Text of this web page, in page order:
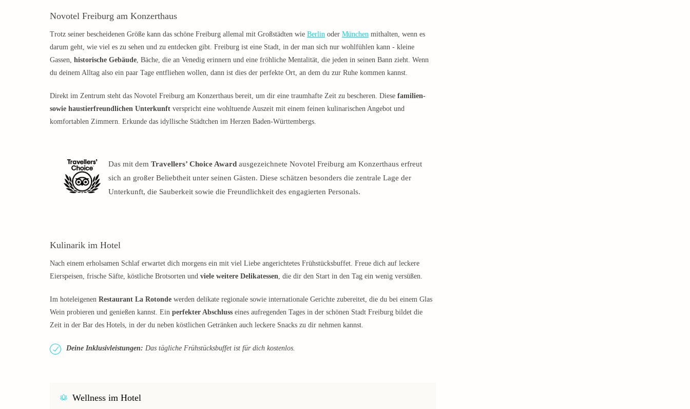
Novotel Freiburg am Konzerthaus
Trotz seiner bescheidenen Größe kann das schöne Freiburg allemal mit Großstädten wie Berlin oder München mithalten, wenn es
darum geht, wie viel es zu sehen und zu entdecken gibt. Freiburg ist eine Stadt, in der man sich nur wohlfühlen kann - kleine
Gassen, historische Gebäude , Bäche, die an Venedig erinnern und eine fröhliche Mentalität, die jeden in seinen Bann zieht. Wenn
du deinem Alltag also ein paar Tage entfliehen wollen, dann ist dies der perfekte Ort, an dem du zur Ruhe kommen kannst.
Direkt im Zentrum steht das Novotel Freiburg am Konzerthaus bereit, um dir eine traumhafte Zeit zu bescheren. Diese familien-
sowie haustierfreundlichen Unterkunft verspricht eine wohltuende Auszeit mit einem feinen kulinarischen Angebot und
komfortablen Zimmern. Erkunde das idyllische Städtchen im Herzen Baden-Württembergs.
Das mit dem Travellers’ Choice Award ausgezeichnete Novotel Freiburg am Konzerthaus erfreut
sich an großer Beliebtheit unter seinen Gästen. Diese schätzen besonders die zentrale Lage der
Unterkunft, die Sauberkeit sowie die Freundlichkeit des engagierten Personals.
Kulinarik im Hotel
Nach einem erholsamen Schlaf erwartet dich morgens ein mit viel Liebe angerichtetes Frühstücksbuffet. Freue dich auf leckere
Eierspeisen, frische Säfte, köstliche Brotsorten und viele weitere Delikatessen , die dir den Start in den Tag ein wenig versüßen.
Im hoteleigenen Restaurant La Rotonde werden delikate regionale sowie internationale Gerichte zubereitet, die du bei einem Glas
Wein probieren und genießen kannst. Ein perfekter Abschluss eines aufregenden Tages in der schönen Stadt Freiburg bildet die
Zeit in der Bar des Hotels, in der du neben köstlichen Getränken auch leckere Snacks zu dir nehmen kannst.
Deine Inklusivleistungen: Das tägliche Frühstücksbuffet ist für dich kostenlos.
Wellness im Hotel